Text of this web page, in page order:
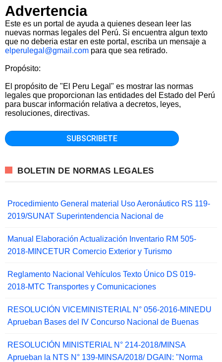
Advertencia
Este es un portal de ayuda a quienes desean leer las
nuevas normas legales del Perú. Si encuentra algun texto
que no deberia estar en este portal, escriba un mensaje a
elperulegal@gmail.com para que sea retirado.
Propósito:
El propósito de "El Peru Legal" es mostrar las normas
legales que proporcionan las entidades del Estado del Perú
para buscar información relativa a decretos, leyes,
resoluciones, directivas.
BOLETIN DE NORMAS LEGALES
Procedimiento General material Uso Aeronáutico RS 119-
2019/SUNAT Superintendencia Nacional de
Manual Elaboración Actualización Inventario RM 505-
2018-MINCETUR Comercio Exterior y Turismo
Reglamento Nacional Vehículos Texto Único DS 019-
2018-MTC Transportes y Comunicaciones
RESOLUCIÓN VICEMINISTERIAL N° 056-2016-MINEDU
Aprueban Bases del IV Concurso Nacional de Buenas
RESOLUCIÓN MINISTERIAL N° 214-2018/MINSA
Aprueban la NTS N° 139-MINSA/2018/ DGAIN: "Norma